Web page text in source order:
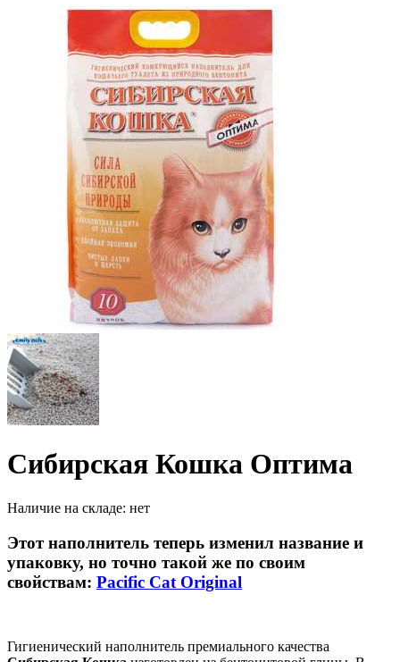
Сибирская Кошка Оптима
Наличие на складе: нет
Этот наполнитель теперь изменил название и
упаковку, но точно такой же по своим
свойствам: Pacific Cat Original
Гигиенический наполнитель премиального качества